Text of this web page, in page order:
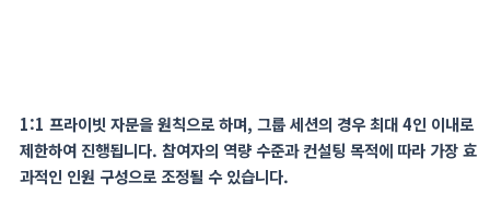
1:1 프라이빗 자문을 원칙으로 하며, 그룹 세션의 경우 최대4인 이내로
제한하여 진행됩니다. 참여자의 역량 수준과 컨설팅 목적에 따라 가장 효
과적인 인원 구성으로 조정될 수 있습니다.